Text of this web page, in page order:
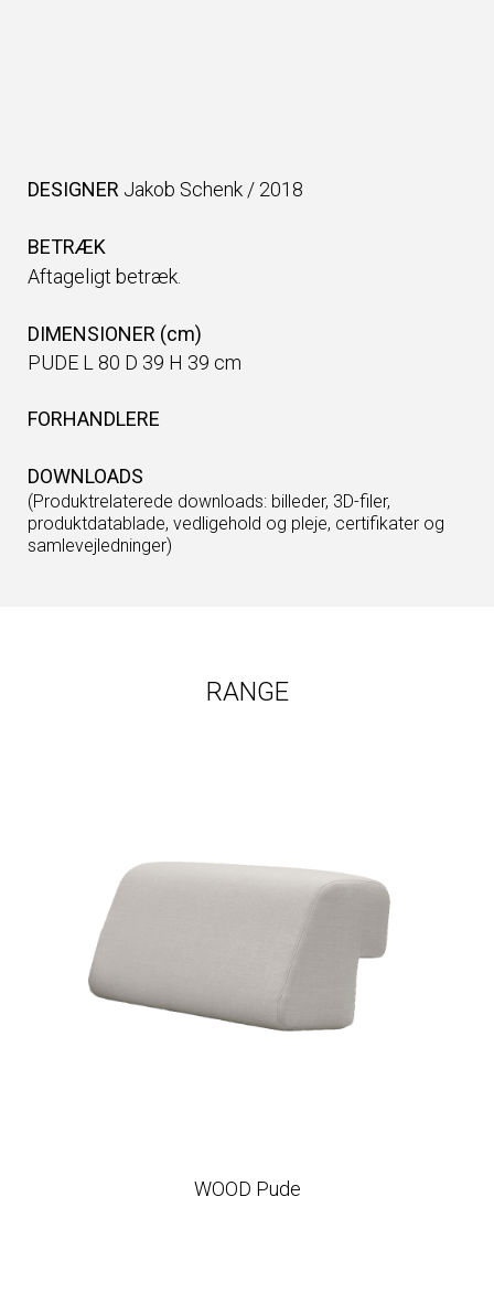
DESIGNER Jakob Schenk / 2018
BETRÆK
Aftageligt betræk.
DIMENSIONER (cm)
PUDE L 80 D 39 H 39 cm
FORHANDLERE
DOWNLOADS
(Produktrelaterede downloads: billeder, 3D-filer,
produktdatablade, vedligehold og pleje, certifikater og
samlevejledninger)
RANGE
WOOD Pude